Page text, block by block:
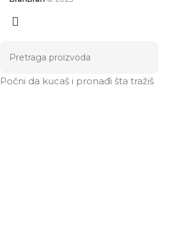
Počni da kucaš i pronađi šta tražiš